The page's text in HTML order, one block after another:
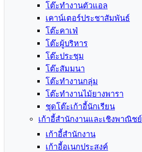
โต๊ะทำงานตัวแอล
เคาน์เตอร์ประชาสัมพันธ์
โต๊ะคาเฟ่
โต๊ะผู้บริหาร
โต๊ะประชุม
โต๊ะสัมมนา
โต๊ะทำงานกลุ่ม
โต๊ะทำงานไม้ยางพารา
ชุดโต๊ะเก้าอี้นักเรียน
เก้าอี้สำนักงานและเชิงพาณิชย์
เก้าอี้สำนักงาน
เก้าอี้อเนกประสงค์